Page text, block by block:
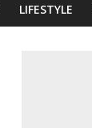
LIFESTYLE